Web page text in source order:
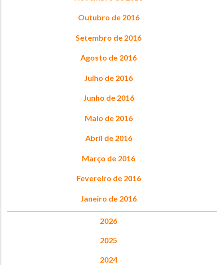
Outubro de 2016
Setembro de 2016
Agosto de 2016
Julho de 2016
Junho de 2016
Maio de 2016
Abril de 2016
Março de 2016
Fevereiro de 2016
Janeiro de 2016
2026
2025
2024